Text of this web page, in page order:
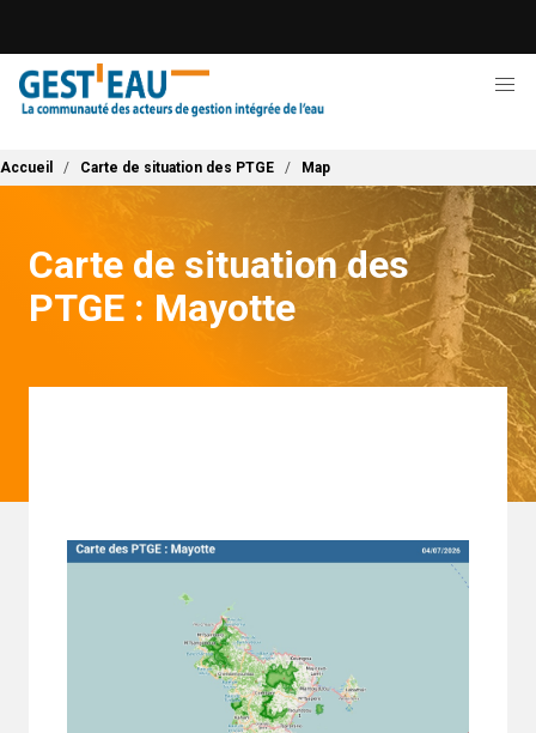
contenu
principal
Fil d'Ariane
Accueil Carte de situation des PTGE Map
Carte de situation des
PTGE : Mayotte